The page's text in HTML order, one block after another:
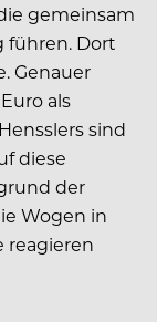
gemeinsam
führen. Dort
Genauer
als
sind
diese
der
Wogen in
reagieren